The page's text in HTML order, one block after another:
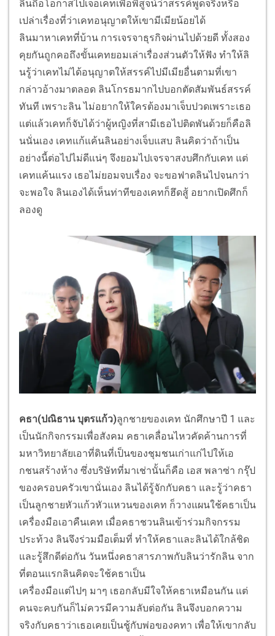
ลินถือโอกาสไปเจอเคทเพื่อพิสูจน์ว่าสรรค์พูดจริงหรือ
เปล่าเรื่องที่ว่าเคทอนุญาตให้เขามีเมียน้อยได้
ลินมาหาเคทที่บ้าน การเจรจาธุรกิจผ่านไปด้วยดี ทั้งสอง
คุยกันถูกคอถึงขั้นเคทยอมเล่าเรื่องส่วนตัวให้ฟัง ทำให้ลิ
นรู้ว่าเคทไม่ได้อนุญาตให้สรรค์ไปมีเมียอื่นตามที่เขา
กล่าวอ้างมาตลอด ลินโกรธมากไปบอกตัดสัมพันธ์สรรค์
ทันที เพราะลิน ไม่อยากให้ใครต้องมาเจ็บปวดเพราะเธอ
แต่แล้วเคทก็จับได้ว่าผู้หญิงที่สามีเธอไปติดพันด้วยก็คือลิ
นนั่นเอง เคทแก้แค้นลินอย่างเจ็บแสบ ลินคิดว่าถ้าเป็น
อย่างนี้ต่อไปไม่ดีแน่ๆ จึงยอมไปเจรจาสงบศึกกับเคท แต่
เคทแค้นแรง เธอไม่ยอมจบเรื่อง จะขอฟาดลินไปจนกว่า
จะพอใจ ลินเองได้เห็นท่าทีของเคทก็ฮึดสู้ อยากเปิดศึกก็
ลองดู
คธา(ปณิธาน บุตรแก้ว)ลูกชายของเคท นักศึกษาปี 1 และ
เป็นนักกิจกรรมเพื่อสังคม คธาเคลื่อนไหวคัดค้านการที่
มหาวิทยาลัยเอาที่ดินที่เป็นของชุมชนเก่าแก่ไปให้เอ
กชนสร้างห้าง ซึ่งบริษัทที่มาเช่านั้นก็คือ เอส พลาซ่า กรุ๊ป
ของครอบครัวเขานั่นเอง ลินได้รู้จักกับคธา และรู้ว่าคธา
เป็นลูกชายหัวแก้วหัวแหวนของเคท ก็วางแผนใช้คธาเป็น
เครื่องมือเอาคืนเคท เมื่อคธาชวนลินเข้าร่วมกิจกรรม
ประท้วง ลินจึงร่วมมือเต็มที่ ทำให้คธาและลินได้ใกล้ชิด
และรู้สึกดีต่อกัน วันหนึ่งคธาสารภาพกับลินว่ารักลิน จาก
ที่ตอนแรกลินคิดจะใช้คธาเป็น
เครื่องมือแต่ไปๆ มาๆ เธอกลับมีใจให้คธาเหมือนกัน แต่
คนจะคบกันก็ไม่ควรมีความลับต่อกัน ลินจึงบอกความ
จริงกับคธาว่าเธอเคยเป็นชู้กับพ่อของคทา เพื่อให้เขากลับ